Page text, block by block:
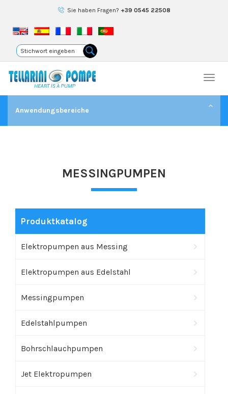
Sie haben Fragen? +39 0545 22508
Anwendungsbereiche
MESSINGPUMPEN
Produktkatalog
Elektropumpen aus Messing
Elektropumpen aus Edelstahl
Messingpumpen
Edelstahlpumpen
Bohrschlauchpumpen
Jet Elektropumpen